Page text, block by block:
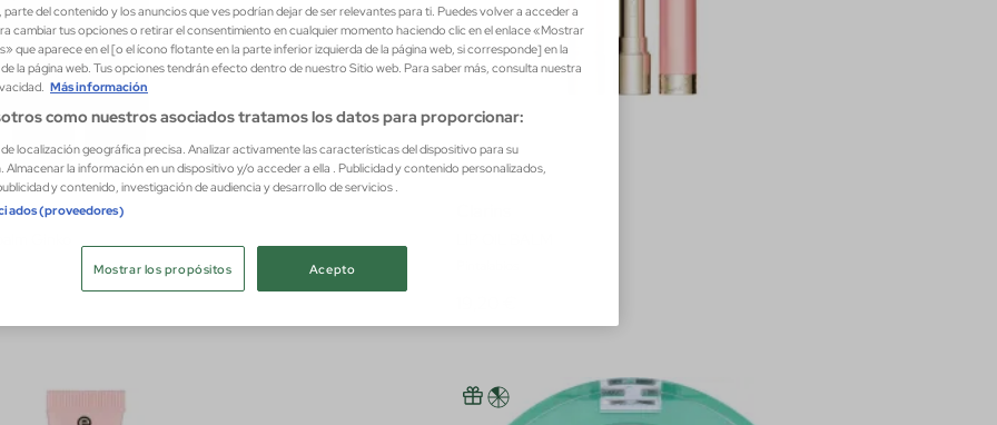
del contenido y los anuncios que ves podrían dejar de ser relevantes para ti. Puedes volver a acceder a
cambiar tus opciones o retirar el consentimiento en cualquier momento haciendo clic en el enlace «Mostrar
que aparece en el [o el ícono flotante en la parte inferior izquierda de la página web, si corresponde] en la
la página web. Tus opciones tendrán efecto dentro de nuestro Sitio web. Para saber más, consulta nuestra
Más información
como nuestros asociados tratamos los datos para proporcionar:
localización geográfica precisa. Analizar activamente las características del dispositivo para su
Almacenar la información en un dispositivo y/o acceder a ella . Publicidad y contenido personalizados,
y contenido, investigación de audiencia y desarrollo de servicios .
(proveedores)
Acepto
Mostrar los propósitos